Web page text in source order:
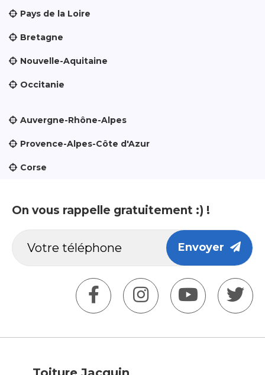
Pays de la Loire
Bretagne
Nouvelle-Aquitaine
Occitanie
Auvergne-Rhône-Alpes
Provence-Alpes-Côte d'Azur
Corse
On vous rappelle gratuitement :) !
Envoyer